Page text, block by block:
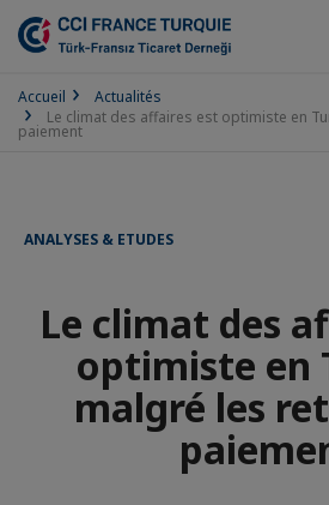
Accueil
Actualités
Le climat des affaires est optimiste en
paiement
ANALYSES & ETUDES
Le climat des
optimiste en
malgré les